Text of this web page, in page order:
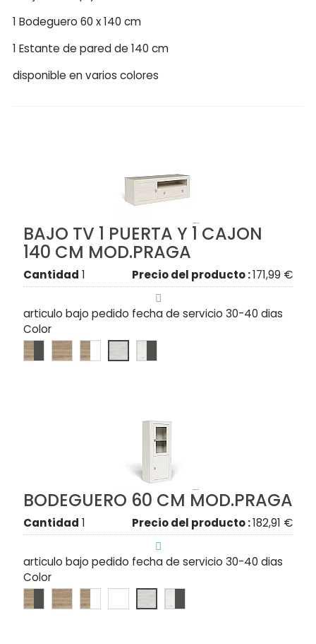
1 Bodeguero 60 x 140 cm
1 Estante de pared de 140 cm
disponible en varios colores
BAJO TV 1 PUERTA Y 1 CAJON
140 CM MOD.PRAGA
Cantidad 1 Precio del producto :171,99 €

articulo bajo pedido fecha de servicio 30-40 dias
Color
BODEGUERO 60 CM MOD.PRAGA
Cantidad 1 Precio del producto :182,91 €

articulo bajo pedido fecha de servicio 30-40 dias
Color